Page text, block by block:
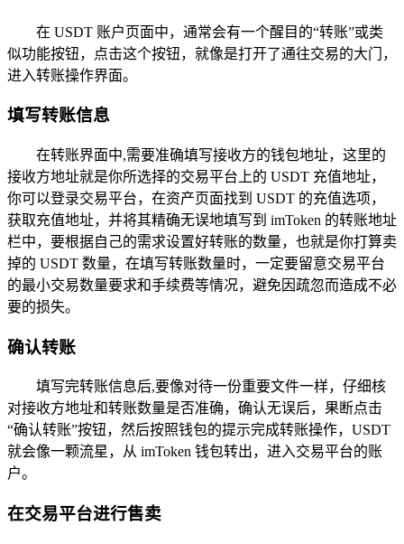
在 USDT 账户页面中，通常会有一个醒目的“转账”或类
似功能按钮，点击这个按钮，就像是打开了通往交易的大门，
进入转账操作界面。
填写转账信息
在转账界面中,需要准确填写接收方的钱包地址，这里的
接收方地址就是你所选择的交易平台上的 USDT 充值地址，
你可以登录交易平台，在资产页面找到 USDT 的充值选项，
获取充值地址，并将其精确无误地填写到 imToken 的转账地址
栏中，要根据自己的需求设置好转账的数量，也就是你打算卖
掉的 USDT 数量，在填写转账数量时，一定要留意交易平台
的最小交易数量要求和手续费等情况，避免因疏忽而造成不必
要的损失。
确认转账
填写完转账信息后,要像对待一份重要文件一样，仔细核
对接收方地址和转账数量是否准确，确认无误后，果断点击
“确认转账”按钮，然后按照钱包的提示完成转账操作，USDT
就会像一颗流星，从 imToken 钱包转出，进入交易平台的账
户。
在交易平台进行售卖